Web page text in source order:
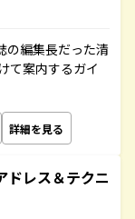
の編集長だった清
て案内するガイ
詳細を見る
レス＆テクニ